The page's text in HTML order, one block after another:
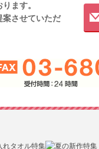
ます。
案させていただ